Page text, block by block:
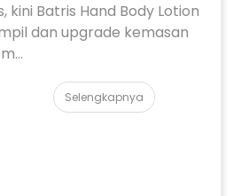
kini Batris Hand Body Lotion
dan upgrade kemasan
Selengkapnya